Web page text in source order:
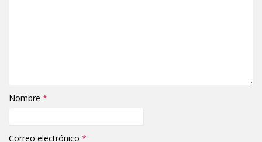
Nombre *
Correo electrónico *